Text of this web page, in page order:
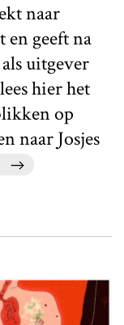
naar
en geeft na
uitgever
hier het
op
naar Josjes